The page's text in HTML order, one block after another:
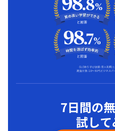
7日間の
試して